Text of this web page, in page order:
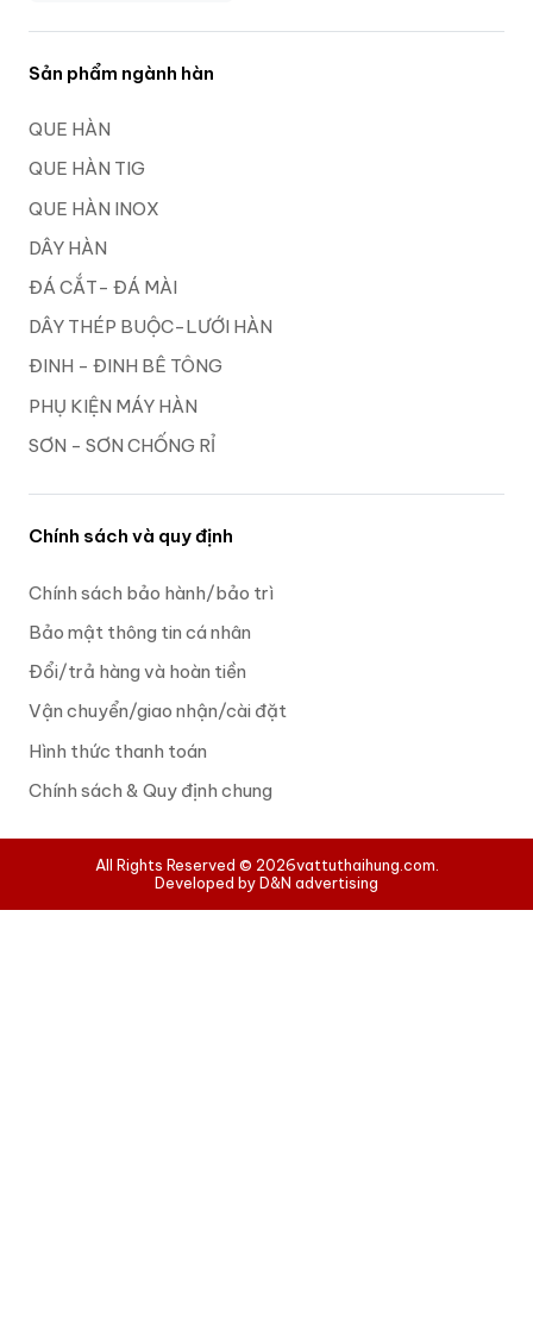
Sản phẩm ngành hàn
QUE HÀN
QUE HÀN TIG
QUE HÀN INOX
DÂY HÀN
ĐÁ CẮT- ĐÁ MÀI
DÂY THÉP BUỘC-LƯỚI HÀN
ĐINH - ĐINH BÊ TÔNG
PHỤ KIỆN MÁY HÀN
SƠN - SƠN CHỐNG RỈ
Chính sách và quy định
Chính sách bảo hành/bảo trì
Bảo mật thông tin cá nhân
Đổi/trả hàng và hoàn tiền
Vận chuyển/giao nhận/cài đặt
Hình thức thanh toán
Chính sách & Quy định chung
All Rights Reserved © 2026vattuthaihung.com.
Developed by D&N advertising